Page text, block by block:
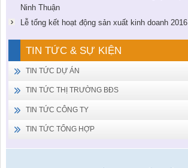
Ninh Thuận
Lễ tổng kết hoạt động sản xuất kinh doanh 2016
TIN TỨC & SỰ KIỆN
TIN TỨC DỰ ÁN
TIN TỨC THỊ TRƯỜNG BĐS
TIN TỨC CÔNG TY
TIN TỨC TỔNG HỢP